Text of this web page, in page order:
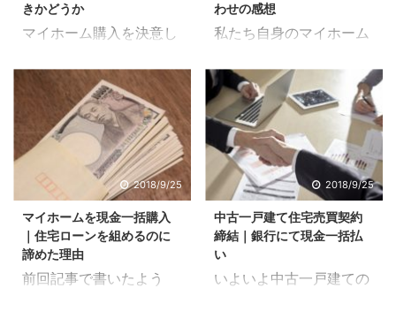
きかどうか
マイホーム購入を決意し
のになるのは数週間先で
した。そのため、荒れ地
状態になっていた庭の部
分に関して、どのような
庭にしたいのか会議をす
ることになりました。 ハ
ウジングのような総合不
動産に頼むべきか、エク
ステリア工事専門業者に
頼むべきか、私の中では
かなり大きく揺れていま
わせの感想
私たち自身のマイホーム
す。住宅ローンを組むた
めに試行錯誤したこと
や、不動産業者とのやり
取りなど、生の声を届け
たいと思っています。 調
べて想像しているもの
と、実際に経験すること
では全然違いますから
ね。 私の家購入エピソー
わせ1.1 アスベストの使用
2018/9/25
マイホームを現金一括購入
｜住宅ローンを組めるのに
諦めた理由
前回記事で書いたよう
2018/9/25
中古一戸建て住宅売買契約
締結｜銀行にて現金一括払
い
いよいよ中古一戸建ての